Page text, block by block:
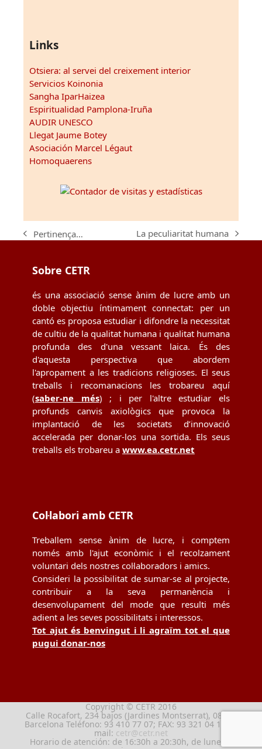
Links
Otsiera: al servei del creixement interior
Servicios Koinonia
Sangha IparHaizea
Espiritualidad Pamplona-Iruña
AUDIR UNESCO
Llegat Jaume Botey
Asociación Marcel Légaut
Homoquaerens
previous
Pertinença…
next
La peculiaritat humana
Sobre CETR
és una associació sense ànim de lucre amb un
doble objectiu íntimament connectat: per un
cantó es proposa estudiar i difondre la necessitat
de cultiu de la qualitat humana i qualitat humana
profunda des d'una vessant laica. És des
d'aquesta perspectiva que abordem
l'apropament a les tradicions religioses. El seus
treballs i recomanacions les trobareu aquí
(saber-ne més) ; i per l'altre estudiar els
profunds canvis axiològics que provoca la
implantació de les societats d’innovació
accelerada per donar-los una sortida. Els seus
treballs els trobareu a www.ea.cetr.net
Col·labori amb CETR
Treballem sense ànim de lucre, i comptem
només amb l'ajut econòmic i el recolzament
voluntari dels nostres col·laboradors i amics.
Consideri la possibilitat de sumar-se al projecte,
contribuir a la seva permanència i
desenvolupament del mode que resulti més
adient a les seves possibilitats i interessos.
Tot ajut és benvingut i li agraïm tot el que
pugui donar-nos
Copyright © CETR 2016
Calle Rocafort, 234 bajos (Jardines Montserrat), 08029
Barcelona Teléfono: 93 410 77 07; FAX: 93 321 04 13; e-
mail: cetr@cetr.net
Horario de atención: de 16:30h a 20:30h, de lunes a